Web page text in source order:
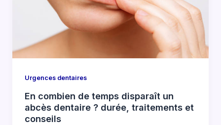
Urgences dentaires
En combien de temps disparaît un
abcès dentaire ? durée, traitements et
conseils